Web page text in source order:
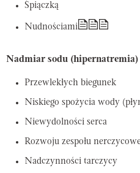
Śpiączką
Nudnościami
Nadmiar sodu
Przewlekłych biegunek
Niskiego spożycia wody
Niewydolności serca
Rozwoju zespołu
Nadczynności tarczycy